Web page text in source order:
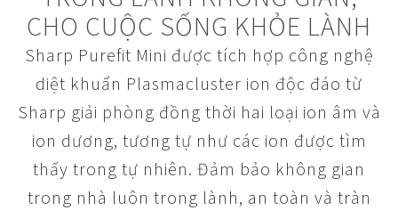
CHO CUỘC SỐNG KHỎE LÀNH
Sharp Purefit Mini được tích hợp công nghệ
diệt khuẩn Plasmacluster ion độc đáo từ
Sharp giải phòng đồng thời hai loại ion âm và
ion dương, tương tự như các ion được tìm
thấy trong tự nhiên. Đảm bảo không gian
trong nhà luôn trong lành, an toàn và tràn